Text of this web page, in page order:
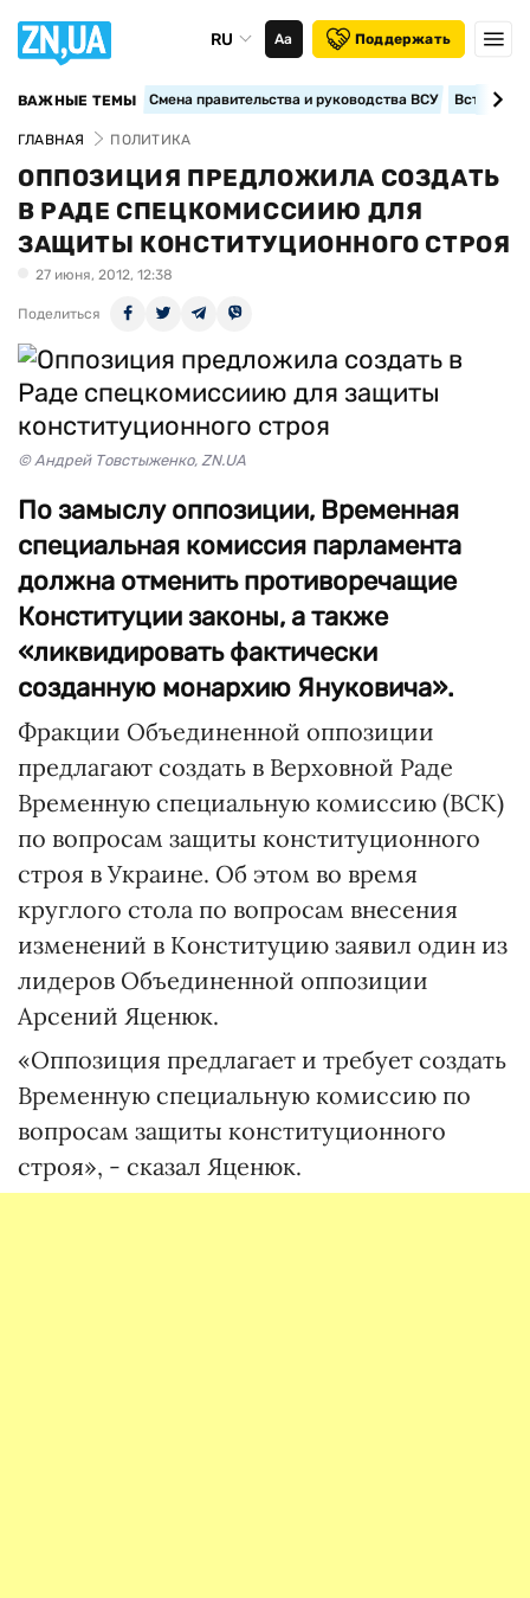
RU Аа Поддержать
ВАЖНЫЕ ТЕМЫ Смена правительства и руководства ВСУ
ГЛАВНАЯ ПОЛИТИКА
ОППОЗИЦИЯ ПРЕДЛОЖИЛА СОЗДАТЬ
В РАДЕ СПЕЦКОМИССИИЮ ДЛЯ
ЗАЩИТЫ КОНСТИТУЦИОННОГО СТРОЯ
27 июня, 2012, 12:38
Поделиться
© Андрей Товстыженко, ZN.UA
По замыслу оппозиции, Временная
специальная комиссия парламента
должна отменить противоречащие
Конституции законы, а также
«ликвидировать фактически
созданную монархию Януковича».
Фракции Объединенной оппозиции
предлагают создать в Верховной Раде
Временную специальную комиссию (ВСК)
по вопросам защиты конституционного
строя в Украине. Об этом во время
круглого стола по вопросам внесения
изменений в Конституцию заявил один из
лидеров Объединенной оппозиции
Арсений Яценюк.
«Оппозиция предлагает и требует создать
Временную специальную комиссию по
вопросам защиты конституционного
строя», - сказал Яценюк.